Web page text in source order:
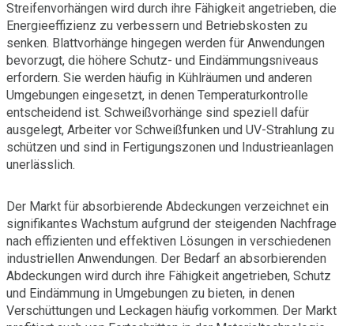
Streifenvorhängen wird durch ihre Fähigkeit angetrieben, die
Energieeffizienz zu verbessern und Betriebskosten zu
senken. Blattvorhänge hingegen werden für Anwendungen
bevorzugt, die höhere Schutz- und Eindämmungsniveaus
erfordern. Sie werden häufig in Kühlräumen und anderen
Umgebungen eingesetzt, in denen Temperaturkontrolle
entscheidend ist. Schweißvorhänge sind speziell dafür
ausgelegt, Arbeiter vor Schweißfunken und UV-Strahlung zu
schützen und sind in Fertigungszonen und Industrieanlagen
unerlässlich.
Der Markt für absorbierende Abdeckungen verzeichnet ein
signifikantes Wachstum aufgrund der steigenden Nachfrage
nach effizienten und effektiven Lösungen in verschiedenen
industriellen Anwendungen. Der Bedarf an absorbierenden
Abdeckungen wird durch ihre Fähigkeit angetrieben, Schutz
und Eindämmung in Umgebungen zu bieten, in denen
Verschüttungen und Leckagen häufig vorkommen. Der Markt